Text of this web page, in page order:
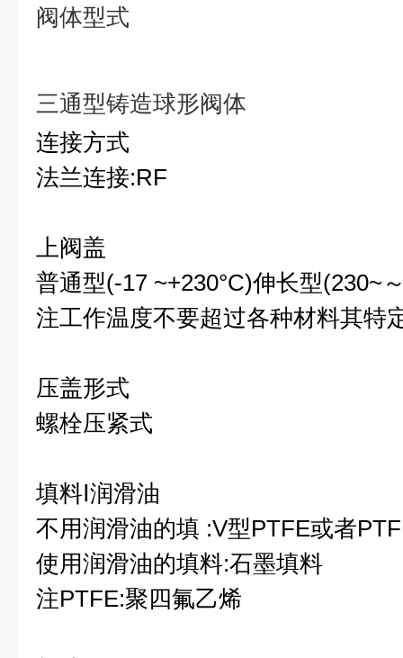
阀体型式
三通型铸造球形阀体
连接方式
法兰连接:RF
上阀盖
普通型(-17 ~+230°C)伸长型(230~
注工作温度不要超过各种材料其特
压盖形式
螺栓压紧式
填料Ⅰ润滑油
不用润滑油的填 :V型PTFE或者
使用润滑油的填料:石墨填料
注PTFE:聚四氟乙烯